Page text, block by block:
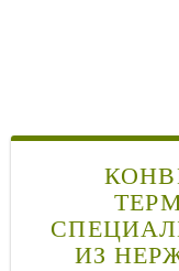
ИЗ